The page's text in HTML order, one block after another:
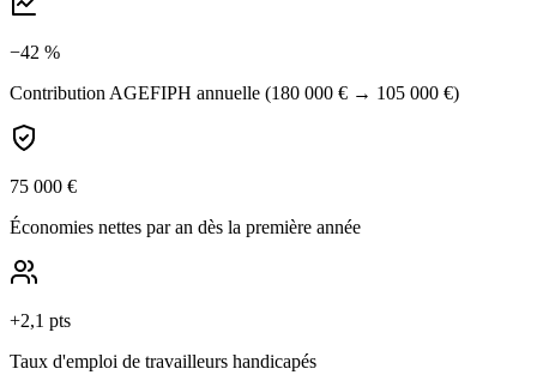
−42 %
Contribution AGEFIPH annuelle (180 000 € → 105 000 €)
75 000 €
Économies nettes par an dès la première année
+2,1 pts
Taux d'emploi de travailleurs handicapés